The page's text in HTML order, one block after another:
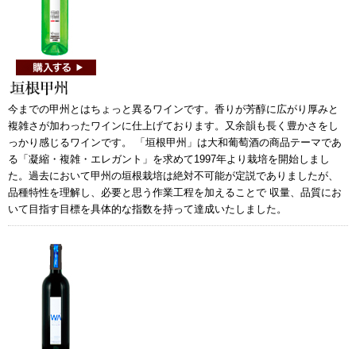
今までの甲州とはちょっと異るワインです。香りが芳醇に広がり厚みと
複雑さが加わったワインに仕上げております。又余韻も長く豊かさをし
っかり感じるワインです。 「垣根甲州」は大和葡萄酒の商品テーマであ
る「凝縮・複雑・エレガント」を求めて1997年より栽培を開始しまし
た。過去において甲州の垣根栽培は絶対不可能が定説でありましたが、
品種特性を理解し、必要と思う作業工程を加えることで 収量、品質にお
いて目指す目標を具体的な指数を持って達成いたしました。